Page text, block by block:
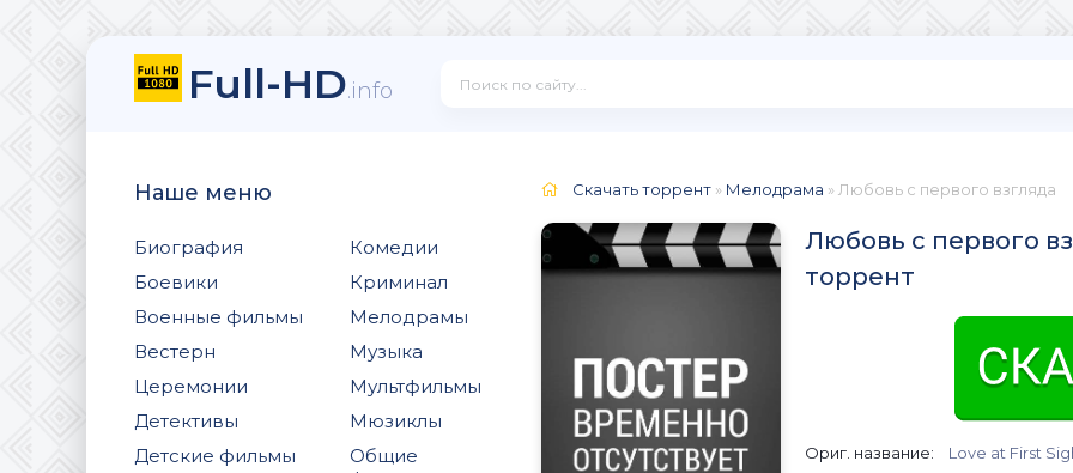
Full-HD.info
Наше меню
Биография
Боевики
Военные фильмы
Вестерн
Церемонии
Детективы
Детские фильмы
Комедии
Криминал
Мелодрамы
Музыка
Мультфильмы
Мюзиклы
Общие
Скачать торрент » Мелодрама » Любовь с первого взгляда
Любовь с первого
торрент
Ориг. название:
Love at First